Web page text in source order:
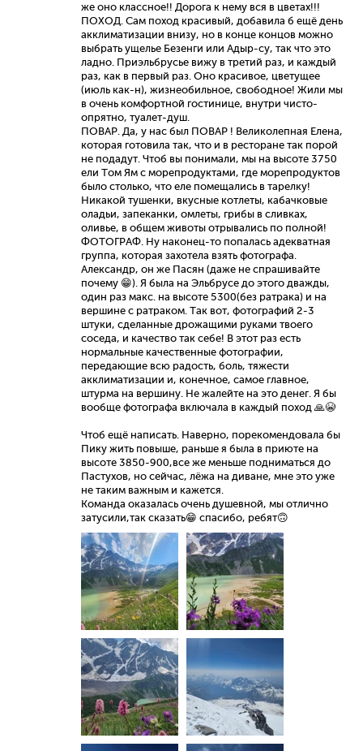
же оно классное!! Дорога к нему вся в цветах!!!
ПОХОД. Сам поход красивый, добавила б ещё день
акклиматизации внизу, но в конце концов можно
выбрать ущелье Безенги или Адыр-су, так что это
ладно. Приэльбрусье вижу в третий раз, и каждый
раз, как в первый раз. Оно красивое, цветущее
(июль как-н), жизнеобильное, свободное! Жили мы
в очень комфортной гостинице, внутри чисто-
опрятно, туалет-душ.
ПОВАР. Да, у нас был ПОВАР ! Великолепная Елена,
которая готовила так, что и в ресторане так порой
не подадут. Чтоб вы понимали, мы на высоте 3750
ели Том Ям с морепродуктами, где морепродуктов
было столько, что еле помещались в тарелку!
Никакой тушенки, вкусные котлеты, кабачковые
оладьи, запеканки, омлеты, грибы в сливках,
оливье, в общем животы отрывались по полной!
ФОТОГРАФ. Ну наконец-то попалась адекватная
группа, которая захотела взять фотографа.
Александр, он же Пасян (даже не спрашивайте
почему 😁). Я была на Эльбрусе до этого дважды,
один раз макс. на высоте 5300(без ратрака) и на
вершине с ратраком. Так вот, фотографий 2-3
штуки, сделанные дрожащими руками твоего
соседа, и качество так себе! В этот раз есть
нормальные качественные фотографии,
передающие всю радость, боль, тяжести
акклиматизации и, конечное, самое главное,
штурма на вершину. Не жалейте на это денег. Я бы
вообще фотографа включала в каждый поход 🙏😭
Чтоб ещё написать. Наверно, порекомендовала бы
Пику жить повыше, раньше я была в приюте на
высоте 3850-900,все же меньше подниматься до
Пастухов, но сейчас, лёжа на диване, мне это уже
не таким важным и кажется.
Команда оказалась очень душевной, мы отлично
затусили,так сказать😁 спасибо, ребят🙃